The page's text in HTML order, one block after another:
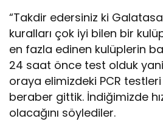
“Takdir edersiniz ki
kuralları çok iyi bilen bir
en fazla edinen kulüplerin
24 saat önce test olduk
oraya elimizdeki PCR
beraber gittik. İndiğimizde
olacağını söylediler.